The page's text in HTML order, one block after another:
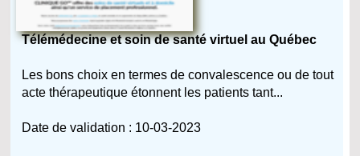
Télémédecine et soin de santé virtuel au Québec
Les bons choix en termes de convalescence ou de tout
acte thérapeutique étonnent les patients tant...
Date de validation : 10-03-2023